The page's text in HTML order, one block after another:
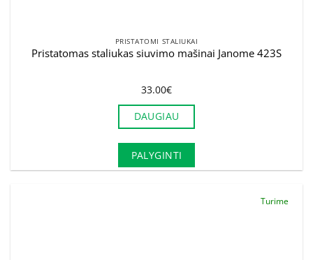
PRISTATOMI STALIUKAI
Pristatomas staliukas siuvimo mašinai Janome 423S
33.00€
DAUGIAU
PALYGINTI
Turime